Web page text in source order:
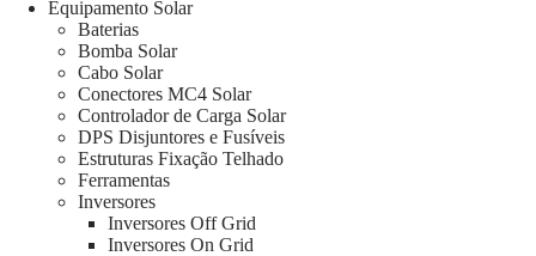
Equipamento Solar
Baterias
Bomba Solar
Cabo Solar
Conectores MC4 Solar
Controlador de Carga Solar
DPS Disjuntores e Fusíveis
Estruturas Fixação Telhado
Ferramentas
Inversores
Inversores Off Grid
Inversores On Grid